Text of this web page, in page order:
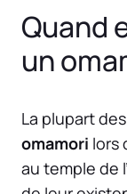
Quand
un
La plupart
omamori lors
au temple de